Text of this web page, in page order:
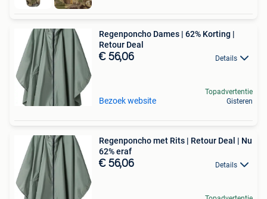
Regenponcho Dames | 62% Korting |
Retour Deal
€ 56,06 Details
Bezoek website
Topadvertentie
Gisteren
Regenponcho met Rits | Retour Deal | Nu
62% eraf
€ 56,06 Details